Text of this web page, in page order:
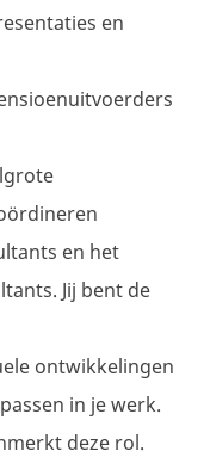
en
en het
Jij bent de
ontwikkelingen
in je werk.
deze rol.